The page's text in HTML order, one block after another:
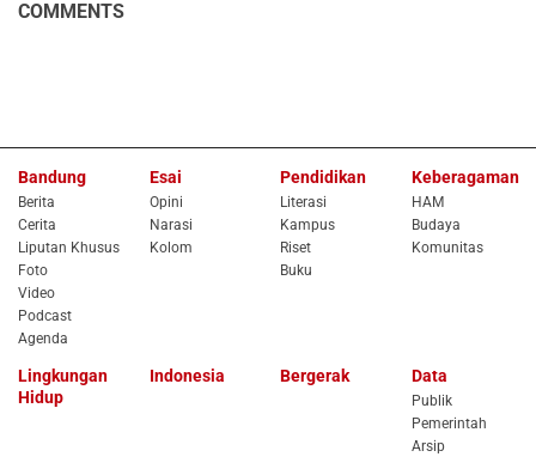
COMMENTS
Bandung
Berita
Cerita
Liputan Khusus
Foto
Video
Podcast
Agenda
Esai
Opini
Narasi
Kolom
Pendidikan
Literasi
Kampus
Riset
Buku
Keberagaman
HAM
Budaya
Komunitas
Lingkungan
Hidup
Indonesia Bergerak Data
Publik
Pemerintah
Arsip